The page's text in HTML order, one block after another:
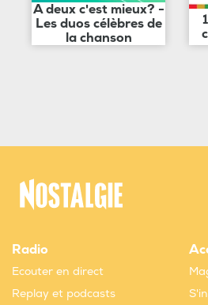
A deux c'est mieux? -
Les duos célèbres de
la chanson
Radio
Ecouter en direct
Replay et podcasts